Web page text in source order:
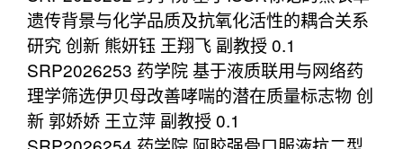
遗传背景与化学品质及抗氧化活性的耦合关系
研究 创新 熊妍钰 王翔飞 副教授 0.1
SRP2026253 药学院 基于液质联用与网络药
理学筛选伊贝母改善哮喘的潜在质量标志物 创
新 郭娇娇 王立萍 副教授 0.1